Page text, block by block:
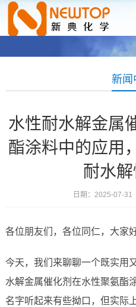
新闻
水性耐水解金属
酯涂料中的应用
耐水解
日期：2025-07-
各位朋友们，各位同仁，大家好
今天，我们来聊聊一个既实
水解金属催化剂在水性聚氨酯
名字听起来有些拗口，但实际